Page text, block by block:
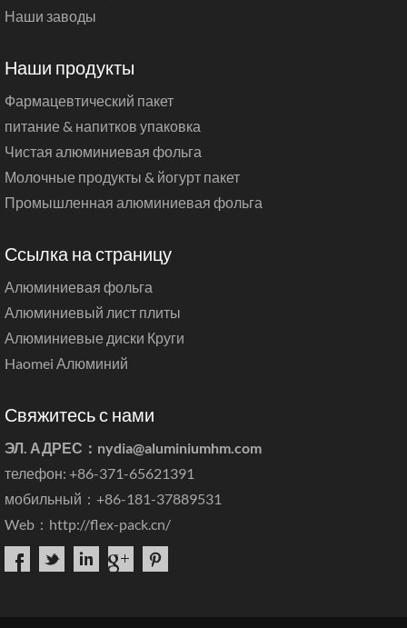
Наши заводы
Наши продукты
Фармацевтический пакет
питание & напитков упаковка
Чистая алюминиевая фольга
Молочные продукты & йогурт пакет
Промышленная алюминиевая фольга
Ссылка на страницу
Алюминиевая фольга
Алюминиевый лист плиты
Алюминиевые диски Круги
Haomei Алюминий
Свяжитесь с нами
ЭЛ. АДРЕС： nydia@aluminiumhm.com
телефон: +86-371-65621391
мобильный：+86-181-37889531
Web： http://flex-pack.cn/